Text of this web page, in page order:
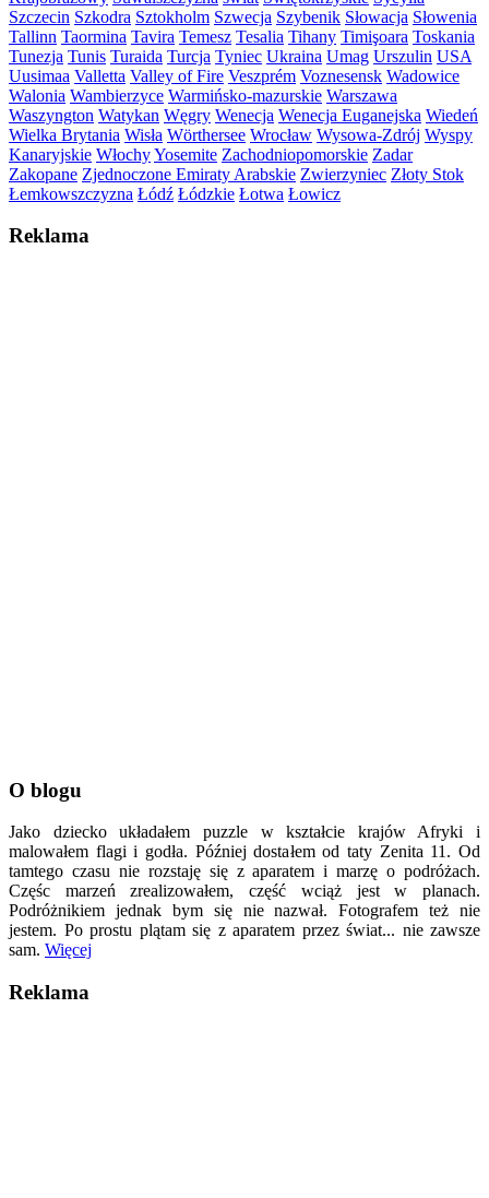
Szczecin Szkodra Sztokholm Szwecja Szybenik Słowacja Słowenia
Tallinn Taormina Tavira Temesz Tesalia Tihany Timişoara Toskania
Tunezja Tunis Turaida Turcja Tyniec Ukraina Umag Urszulin USA
Uusimaa Valletta Valley of Fire Veszprém Voznesensk Wadowice
Walonia Wambierzyce Warmińsko-mazurskie Warszawa
Waszyngton Watykan Węgry Wenecja Wenecja Euganejska Wiedeń
Wielka Brytania Wisła Wörthersee Wrocław Wysowa-Zdrój Wyspy
Kanaryjskie WłochyYosemite Zachodniopomorskie Zadar
Zakopane Zjednoczone Emiraty Arabskie Zwierzyniec Złoty Stok
Łemkowszczyzna Łódź Łódzkie Łotwa Łowicz
Reklama
O blogu
Jako dziecko układałem puzzle w kształcie krajów Afryki i
malowałem flagi i godła. Później dostałem od taty Zenita 11. Od
tamtego czasu nie rozstaję się z aparatem i marzę o podróżach.
Częśc marzeń zrealizowałem, część wciąż jest w planach.
Podróżnikiem jednak bym się nie nazwał. Fotografem też nie
jestem. Po prostu plątam się z aparatem przez świat... nie zawsze
sam. Więcej
Reklama